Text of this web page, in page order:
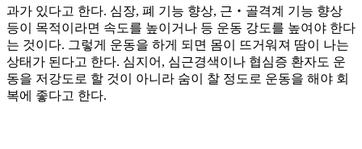
과가 있다고 한다. 심장, 폐 기능 향상, 근‧골격계 기능 향상
등이 목적이라면 속도를 높이거나 등 운동 강도를 높여야 한다
는 것이다. 그렇게 운동을 하게 되면 몸이 뜨거워져 땀이 나는
상태가 된다고 한다. 심지어, 심근경색이나 협심증 환자도 운
동을 저강도로 할 것이 아니라 숨이 찰 정도로 운동을 해야 회
복에 좋다고 한다.